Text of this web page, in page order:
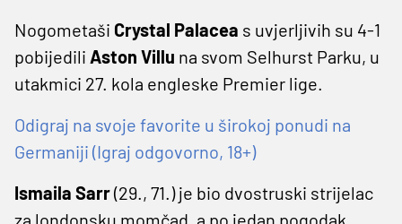
Nogometaši Crystal Palacea s uvjerljivih su 4-1
pobijedili Aston Villu na svom Selhurst Parku, u
utakmici 27. kola engleske Premier lige.
Odigraj na svoje favorite u širokoj ponudi na
Germaniji (Igraj odgovorno, 18+)
Ismaila Sarr(29., 71.) je bio dvostruski strijelac
za londonsku momčad, a po jedan pogodak